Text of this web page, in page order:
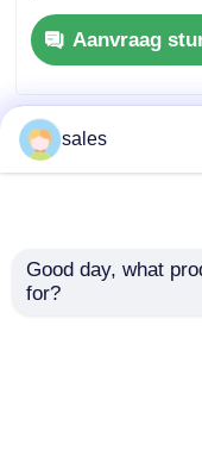
doorgaans van 1
tot 20 mm, ideaal
voor elektrisch en
Aanvraag
sales
Good day, what
for?